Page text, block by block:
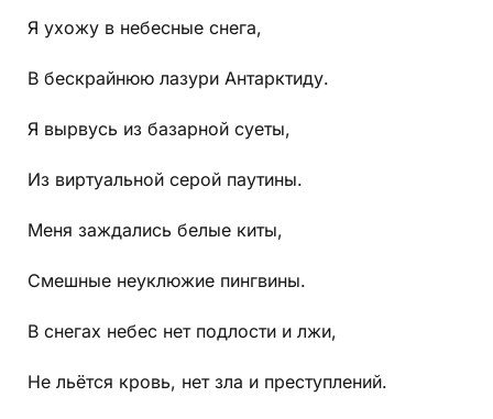
Я ухожу в небесные снега,
В бескрайнюю лазури Антарктиду.
Я вырвусь из базарной суеты,
Из виртуальной серой паутины.
Меня заждались белые киты,
Смешные неуклюжие пингвины.
В снегах небес нет подлости и лжи,
Не льётся кровь, нет зла и преступлений.